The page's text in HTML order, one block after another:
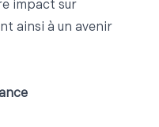
impact sur
ainsi à un avenir